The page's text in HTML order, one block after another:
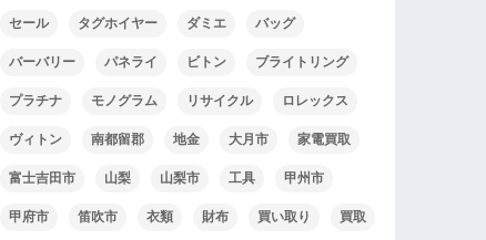
セール タグホイヤー ダミエ バッグ
バーバリー パネライ ビトン ブライトリング
プラチナ モノグラム リサイクル ロレックス
ヴィトン 南都留郡 地金 大月市 家電買取
富士吉田市 山梨 山梨市 工具 甲州市
甲府市 笛吹市 衣類 財布 買い取り 買取